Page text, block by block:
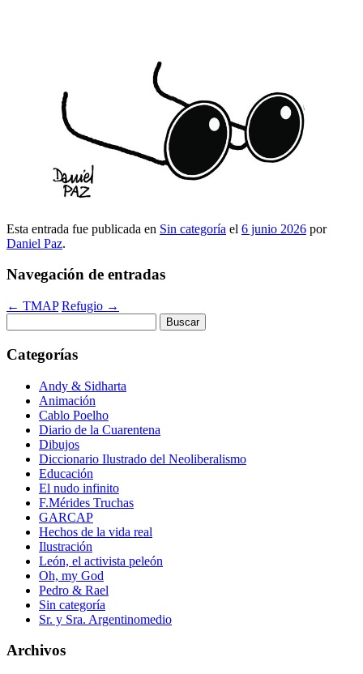
Esta entrada fue publicada en Sin categoría el 6 junio 2026 por
Daniel Paz.
Navegación de entradas
← TMAP Refugio →
Categorías
Andy & Sidharta
Animación
Cablo Poelho
Diario de la Cuarentena
Dibujos
Diccionario Ilustrado del Neoliberalismo
Educación
El nudo infinito
F.Mérides Truchas
GARCAP
Hechos de la vida real
Ilustración
León, el activista peleón
Oh, my God
Pedro & Rael
Sin categoría
Sr. y Sra. Argentinomedio
Archivos